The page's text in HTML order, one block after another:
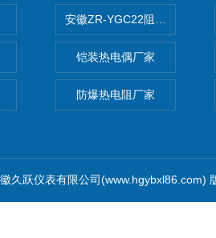
安徽ZR-YGC22阻燃硅橡胶电
铠装热电偶厂家
防爆热电阻厂家
久跃仪表有限公司(www.hgybxl86.com)